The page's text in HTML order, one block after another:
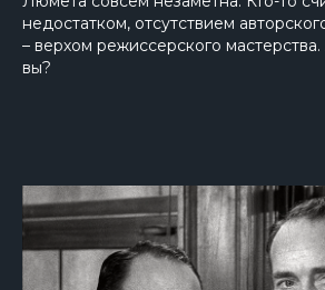
недостатком, отсутствием
– верхом режиссерского мастерства.
вы?